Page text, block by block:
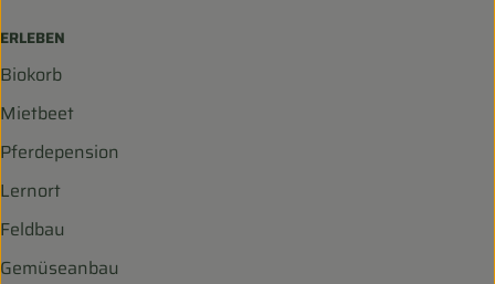
ERLEBEN
Biokorb
Mietbeet
Pferdepension
Lernort
Feldbau
Gemüseanbau